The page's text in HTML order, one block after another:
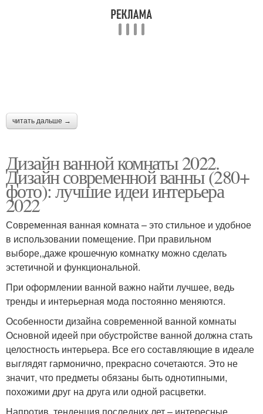
читать дальше →
Дизайн ванной комнаты 2022.
Дизайн современной ванны (280+
фото): лучшие идеи интерьера
2022
Современная ванная комната – это стильное и удобное
в использовании помещение. При правильном
выборе,,даже крошечную комнатку можно сделать
эстетичной и функциональной.
При оформлении ванной важно найти лучшее, ведь
тренды и интерьерная мода постоянно меняются.
Особенности дизайна современной ванной комнаты
Основной идеей при обустройстве ванной должна стать
целостность интерьера. Все его составляющие в идеале
выглядят гармонично, прекрасно сочетаются. Это не
значит, что предметы обязаны быть однотипными,
похожими друг на друга или одной расцветки.